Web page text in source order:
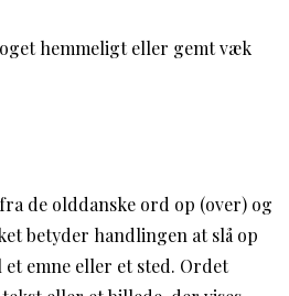
hemmeligt eller gemt væk
de olddanske ord op (over) og
betyder handlingen at slå op
emne eller et sted. Ordet